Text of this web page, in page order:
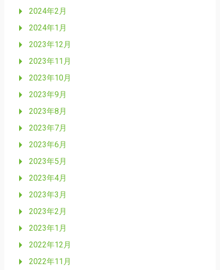
2024年2月
2024年1月
2023年12月
2023年11月
2023年10月
2023年9月
2023年8月
2023年7月
2023年6月
2023年5月
2023年4月
2023年3月
2023年2月
2023年1月
2022年12月
2022年11月